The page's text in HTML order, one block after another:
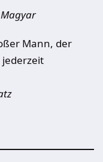
Mann, der
jederzeit